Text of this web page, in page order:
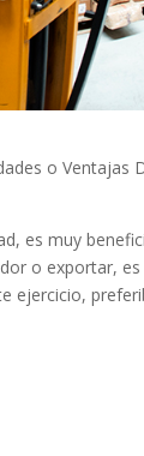
o Ventajas
es muy
o exportar,
ejercicio,